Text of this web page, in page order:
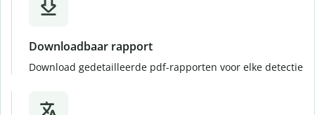
Downloadbaar rapport
Download gedetailleerde pdf-rapporten voor elke detectie